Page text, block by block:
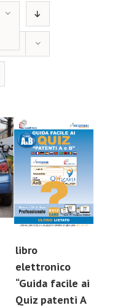
libro
elettronico
“Guida facile ai
Quiz patenti A